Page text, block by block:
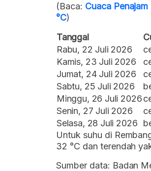
(Baca: Cuaca
°C)
Tanggal
Rabu, 22 Juli 2026
Kamis, 23 Juli 2026
Jumat, 24 Juli 2026
Sabtu, 25 Juli 2026
Minggu, 26 Juli 2026
Senin, 27 Juli 2026
Selasa, 28 Juli 2026
Untuk suhu di
32 °C dan terendah
Sumber data: Badan